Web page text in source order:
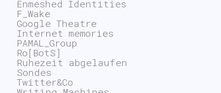
Enmeshed Identities
F_Wake
Google Theatre
Internet memories
PAMAL_Group
Ro[BotS]
Ruhezeit abgelaufen
Sondes
Twitter&Co